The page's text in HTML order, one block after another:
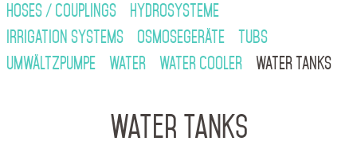
HOSES / COUPLINGS
HYDROSYSTEME
IRRIGATION SYSTEMS
OSMOSEGERÄTE
TUBS
UMWÄLTZPUMPE
WATER WATER COOLER WATER TANKS
Water Tanks